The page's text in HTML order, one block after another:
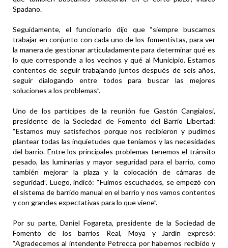
Spadano.
Seguidamente, el funcionario dijo que “siempre buscamos
trabajar en conjunto con cada uno de los fomentistas, para ver
la manera de gestionar articuladamente para determinar qué es
lo que corresponde a los vecinos y qué al Municipio. Estamos
contentos de seguir trabajando juntos después de seis años,
seguir dialogando entre todos para buscar las mejores
soluciones a los problemas”.
Uno de los partícipes de la reunión fue Gastón Cangialosi,
presidente de la Sociedad de Fomento del Barrio Libertad:
“Estamos muy satisfechos porque nos recibieron y pudimos
plantear todas las inquietudes que teníamos y las necesidades
del barrio. Entre los principales problemas tenemos el tránsito
pesado, las luminarias y mayor seguridad para el barrio, como
también mejorar la plaza y la colocación de cámaras de
seguridad”. Luego, indicó: “Fuimos escuchados, se empezó con
el sistema de barrido manual en el barrio y nos vamos contentos
y con grandes expectativas para lo que viene”.
Por su parte, Daniel Fogareta, presidente de la Sociedad de
Fomento de los barrios Real, Moya y Jardín expresó:
“Agradecemos al intendente Petrecca por habernos recibido y